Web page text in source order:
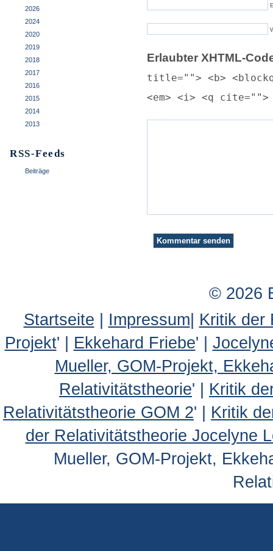
2026
2024
2020
2019
2018
2017
2016
2015
2014
2013
RSS-Feeds
Beiträge
Erlaubter XHTML-
title=""> <b>
<em> <i> <q
© 2026
Startseite | Impressum| Kritik der
Projekt' | Ekkehard Friebe' |
Mueller, GOM-Projekt,
Relativitätstheorie' | Kritik
Relativitätstheorie GOM 2' | Kritik
der Relativitätstheorie Jocelyne
Mueller, GOM-Projekt,